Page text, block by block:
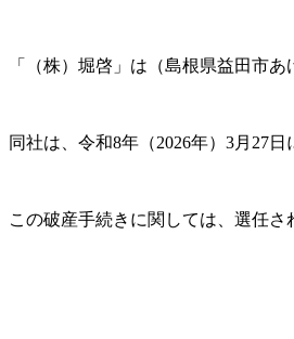
「（株）堀啓」は（島根県益田市
同社は、令和8年（2026年）3月27
この破産手続きに関しては、選任